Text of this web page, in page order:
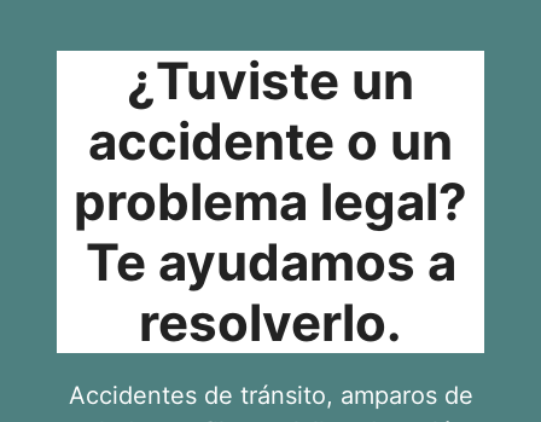
¿Tuviste un
accidente o un
problema legal?
Te ayudamos a
resolverlo.
Accidentes de tránsito, amparos de